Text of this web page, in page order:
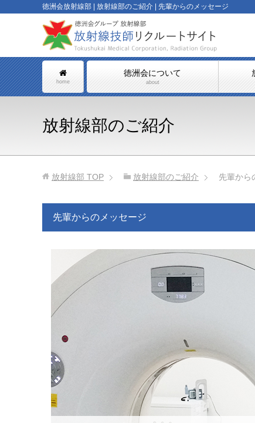
徳洲会放射線部 | 放射線部のご紹介 | 先輩からのメッセージ
home
徳洲会について
about
放射線部のご紹介
放射線部 TOP 放射線部のご紹介 先輩から
先輩からのメッセージ